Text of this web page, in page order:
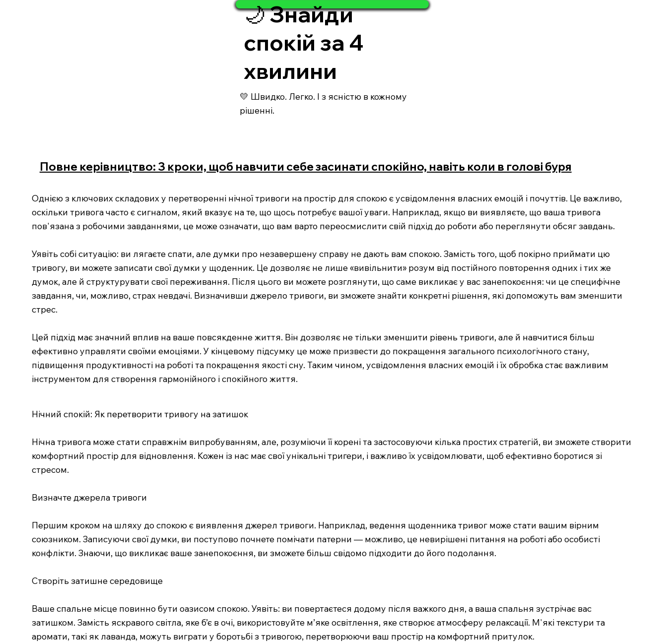
🌙 Знайди
спокій за 4
хвилини
💛 Швидко. Легко. І з ясністю в кожному
рішенні.
Повне керівництво: 3 кроки, щоб навчити себе засинати спокійно, навіть коли в голові буря
Однією з ключових складових у перетворенні нічної тривоги на простір для спокою є усвідомлення власних емоцій і почуттів. Це важливо,
оскільки тривога часто є сигналом, який вказує на те, що щось потребує вашої уваги. Наприклад, якщо ви виявляєте, що ваша тривога
пов'язана з робочими завданнями, це може означати, що вам варто переосмислити свій підхід до роботи або переглянути обсяг завдань.
Уявіть собі ситуацію: ви лягаєте спати, але думки про незавершену справу не дають вам спокою. Замість того, щоб покірно приймати цю
тривогу, ви можете записати свої думки у щоденник. Це дозволяє не лише «вивільнити» розум від постійного повторення одних і тих же
думок, але й структурувати свої переживання. Після цього ви можете розглянути, що саме викликає у вас занепокоєння: чи це специфічне
завдання, чи, можливо, страх невдачі. Визначивши джерело тривоги, ви зможете знайти конкретні рішення, які допоможуть вам зменшити
стрес.
Цей підхід має значний вплив на ваше повсякденне життя. Він дозволяє не тільки зменшити рівень тривоги, але й навчитися більш
ефективно управляти своїми емоціями. У кінцевому підсумку це може призвести до покращення загального психологічного стану,
підвищення продуктивності на роботі та покращення якості сну. Таким чином, усвідомлення власних емоцій і їх обробка стає важливим
інструментом для створення гармонійного і спокійного життя.
Нічний спокій: Як перетворити тривогу на затишок
Нічна тривога може стати справжнім випробуванням, але, розуміючи її корені та застосовуючи кілька простих стратегій, ви зможете створити
комфортний простір для відновлення. Кожен із нас має свої унікальні тригери, і важливо їх усвідомлювати, щоб ефективно боротися зі
стресом.
Визначте джерела тривоги
Першим кроком на шляху до спокою є виявлення джерел тривоги. Наприклад, ведення щоденника тривог може стати вашим вірним
союзником. Записуючи свої думки, ви поступово почнете помічати патерни — можливо, це невирішені питання на роботі або особисті
конфлікти. Знаючи, що викликає ваше занепокоєння, ви зможете більш свідомо підходити до його подолання.
Створіть затишне середовище
Ваше спальне місце повинно бути оазисом спокою. Уявіть: ви повертаєтеся додому після важкого дня, а ваша спальня зустрічає вас
затишком. Замість яскравого світла, яке б’є в очі, використовуйте м’яке освітлення, яке створює атмосферу релаксації. М'які текстури та
аромати, такі як лаванда, можуть виграти у боротьбі з тривогою, перетворюючи ваш простір на комфортний притулок.